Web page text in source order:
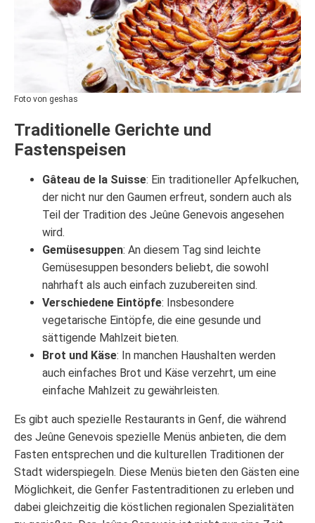
Foto von geshas
Traditionelle Gerichte und
Fastenspeisen
Gâteau de la Suisse: Ein traditioneller Apfelkuchen,
der nicht nur den Gaumen erfreut, sondern auch als
Teil der Tradition des Jeûne Genevois angesehen
wird.
Gemüsesuppen: An diesem Tag sind leichte
Gemüsesuppen besonders beliebt, die sowohl
nahrhaft als auch einfach zuzubereiten sind.
Verschiedene Eintöpfe: Insbesondere
vegetarische Eintöpfe, die eine gesunde und
sättigende Mahlzeit bieten.
Brot und Käse: In manchen Haushalten werden
auch einfaches Brot und Käse verzehrt, um eine
einfache Mahlzeit zu gewährleisten.
Es gibt auch spezielle Restaurants in Genf, die während
des Jeûne Genevois spezielle Menüs anbieten, die dem
Fasten entsprechen und die kulturellen Traditionen der
Stadt widerspiegeln. Diese Menüs bieten den Gästen eine
Möglichkeit, die Genfer Fastentraditionen zu erleben und
dabei gleichzeitig die köstlichen regionalen Spezialitäten